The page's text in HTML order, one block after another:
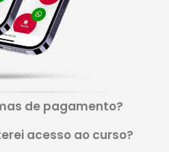
de pagamento?
acesso ao curso?